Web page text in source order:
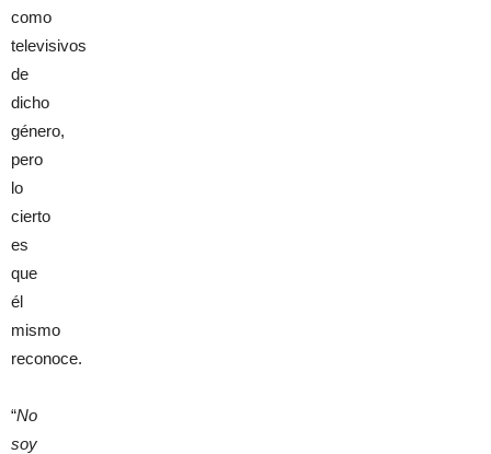
como
televisivos
de
dicho
género,
pero
lo
cierto
es
que
él
mismo
reconoce.
“No
soy